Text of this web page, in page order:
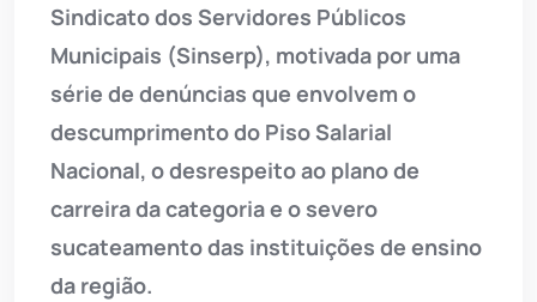
Sindicato dos Servidores Públicos
Municipais (Sinserp), motivada por uma
série de denúncias que envolvem o
descumprimento do Piso Salarial
Nacional, o desrespeito ao plano de
carreira da categoria e o severo
sucateamento das instituições de ensino
da região.